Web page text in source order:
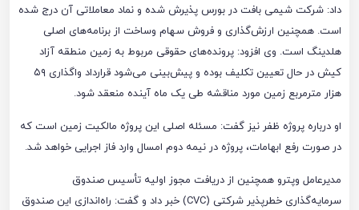
داد: شرکت شیمی بافت در بورس پذیرش شده و نماد معاملاتی آن درج شده
است. همچنین ارزش‌گذاری و فروش سهام وساخت از برنامه‌های اصلی
هلدینگ است. وی افزود: پرونده‌های حقوقی مربوط به زمین منطقه آزاد
کیش در حال تعیین تکلیف بوده و پیش‌بینی می‌شود قرارداد واگذاری ۵۹
هزار مترمربع زمین مورد مناقشه طی یک ماه آینده منعقد شود.
او درباره پروژه ظفر نیز گفت: مسئله اصلی این پروژه مالکیت زمین است که
در صورت رفع ابهامات، پروژه در نیمه دوم امسال وارد فاز اجرایی خواهد شد.
مدیرعامل وپترو همچنین از دریافت مجوز اولیه تأسیس صندوق
سرمایه‌گذاری خطرپذیر شرکتی (CVC) خبر داد و گفت: راه‌اندازی این صندوق